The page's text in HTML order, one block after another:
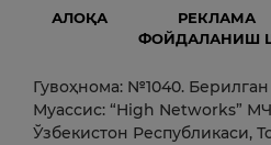
АЛОҚА РЕКЛАМА
ФОЙДАЛАНИШ
Гувоҳнома: №1040. Берилган
Муассис: “High Networks”
Ўзбекистон Республикаси,